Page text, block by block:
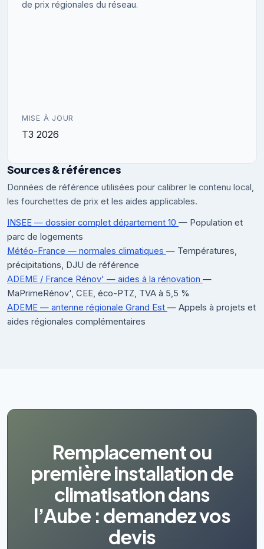
de prix régionales du réseau.
MISE À JOUR
T3 2026
Sources & références
Données de référence utilisées pour calibrer le contenu local,
les fourchettes de prix et les aides applicables.
INSEE — dossier complet département 10 — Population et
parc de logements
Météo-France — normales climatiques — Températures,
précipitations, DJU de référence
ADEME / France Rénov' — aides à la rénovation —
MaPrimeRénov', CEE, éco-PTZ, TVA à 5,5 %
ADEME — antenne régionale Grand Est — Appels à projets et
aides régionales complémentaires
Remplacement ou
première installation de
climatisation dans
l’Aube : demandez vos
devis